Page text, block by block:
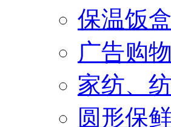
保温饭盒
广告购
家纺、
圆形保